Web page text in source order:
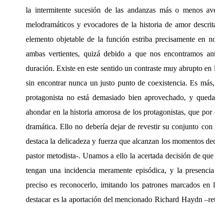
la intermitente sucesión de las andanzas más o menos
melodramáticos y evocadores de la historia de amor
elemento objetable de la función estriba precisamente en
ambas vertientes, quizá debido a que nos encontramos
duración. Existe en este sentido un contraste muy abrupto
sin encontrar nunca un justo punto de coexistencia. Es
protagonista no está demasiado bien aprovechado, y
ahondar en la historia amorosa de los protagonistas, que
dramática. Ello no debería dejar de revestir su conjunto
destaca la delicadeza y fuerza que alcanzan los momentos
pastor metodista-. Unamos a ello la acertada decisión de
tengan una incidencia meramente episódica, y la
preciso es reconocerlo, imitando los patrones marcados
destacar es la aportación del mencionado Richard Haydn